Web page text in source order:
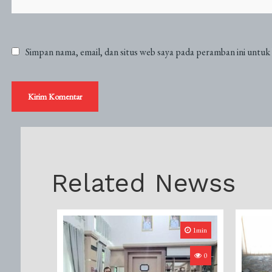
Simpan nama, email, dan situs web saya pada peramban ini
Related Newss
1min
0